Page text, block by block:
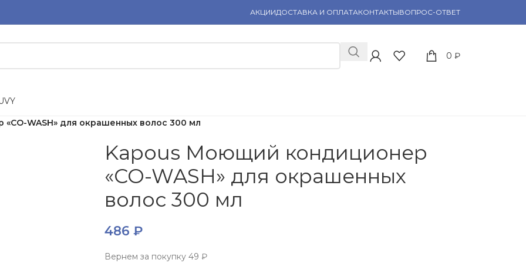
АКЦИИДОСТАВКА И ОПЛАТАКОНТАКТЫВОПРОС-ОТВЕТ
0 ₽
VY
WASH» для окрашенных волос 300 мл
Kapous Моющий кондиционер
«CO-WASH» для окрашенных
волос 300 мл
486 ₽
Вернем за покупку49 ₽